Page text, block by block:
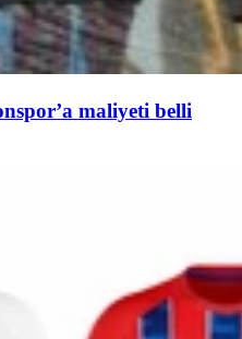
maliyeti belli